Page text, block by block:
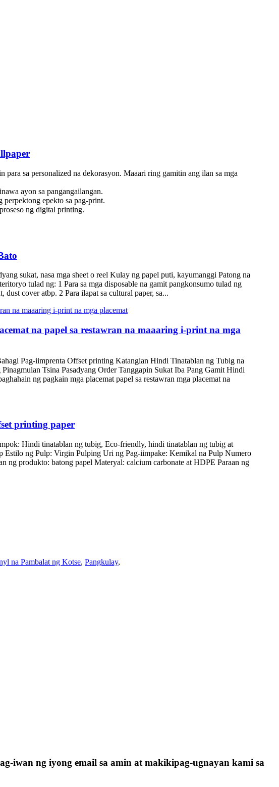
sa personalized na dekorasyon. Maaari ring gamitin ang ilan sa mga
ayon sa pangangailangan.
epekto sa pag-print.
ng digital printing.
sukat, nasa mga sheet o reel Kulay ng papel puti, kayumanggi Patong na
tulad ng: 1 Para sa mga disposable na gamit pangkonsumo tulad ng
cover atbp. 2 Para ilapat sa cultural paper, sa...
na papel sa restawran na maaaring i-print na mga
Pag-iimprenta Offset printing Katangian Hindi Tinatablan ng Tubig na
Tsina Pasadyang Order Tanggapin Sukat Iba Pang Gamit Hindi
ng pagkain mga placemat papel sa restawran mga placemat na
printing paper
Hindi tinatablan ng tubig, Eco-friendly, hindi tinatablan ng tubig at
ng Pulp: Virgin Pulping Uri ng Pag-iimpake: Kemikal na Pulp Numero
produkto: batong papel Materyal: calcium carbonate at HDPE Paraan ng
na Pambalat ng Kotse, Pangkulay,
iwan ng iyong email sa amin at makikipag-ugnayan kami sa